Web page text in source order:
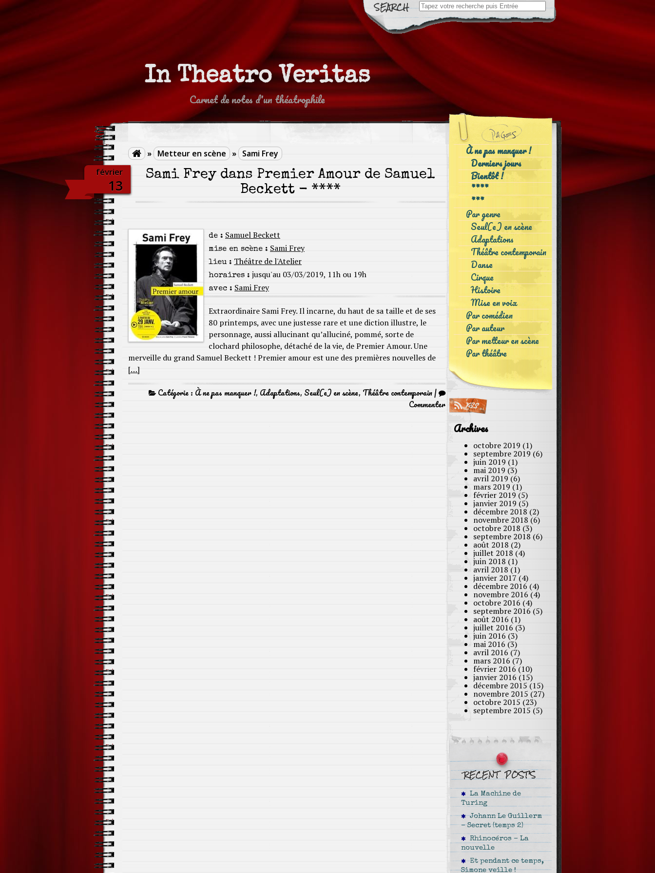
Search
for:
In Theatro Veritas
Carnet de notes d'un théatrophile
 » Metteur en scène » Sami Frey
février
13
Sami Frey dans Premier Amour de Samuel
Beckett - ****
de : Samuel Beckett
mise en scène : Sami Frey
lieu : Théâtre de l'Atelier
horaires : jusqu'au 03/03/2019, 11h ou 19h
avec : Sami Frey
Extraordinaire Sami Frey. Il incarne, du haut de sa taille et de ses
80 printemps, avec une justesse rare et une diction illustre, le
personnage, aussi allucinant qu’alluciné, pommé, sorte de
clochard philosophe, détaché de la vie, de Premier Amour. Une
merveille du grand Samuel Beckett ! Premier amour est une des premières nouvelles de
[…]
Catégorie : À ne pas manquer !, Adaptations, Seul(e) en scène, Théâtre contemporain|
Commenter
À ne pas manquer !
Derniers jours
Bientôt !
****
***
Par genre
Seul(e) en scène
Adaptations
Théâtre contemporain
Danse
Cirque
Histoire
Mise en voix
Par comédien
Par auteur
Par metteur en scène
Par théâtre
Archives
octobre 2019 (1)
septembre 2019 (6)
juin 2019 (1)
mai 2019 (3)
avril 2019 (6)
mars 2019 (1)
février 2019 (5)
janvier 2019 (5)
décembre 2018 (2)
novembre 2018 (6)
octobre 2018 (3)
septembre 2018 (6)
août 2018 (2)
juillet 2018 (4)
juin 2018 (1)
avril 2018 (1)
janvier 2017 (4)
décembre 2016 (4)
novembre 2016 (4)
octobre 2016 (4)
septembre 2016 (5)
août 2016 (1)
juillet 2016 (3)
juin 2016 (3)
mai 2016 (3)
avril 2016 (7)
mars 2016 (7)
février 2016 (10)
janvier 2016 (15)
décembre 2015 (15)
novembre 2015 (27)
octobre 2015 (23)
septembre 2015 (5)
La Machine de
Turing
Johann Le Guillerm
– Secret (temps 2)
Rhinocéros – La
nouvelle
Et pendant ce temps,
Simone veille !